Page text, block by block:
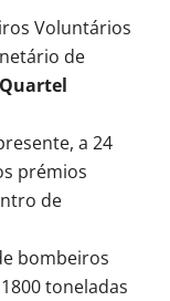
Voluntários
de
a 24
prémios
de
bombeiros
toneladas